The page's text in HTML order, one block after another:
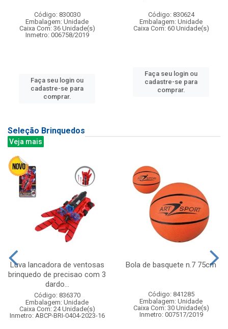
Código: 830030
Embalagem: Unidade
Caixa Com: 36 Unidade(s)
Inmetro: 006758/2019
Faça seu login ou
cadastre-se para
comprar.
Código: 830624
Embalagem: Unidade
Caixa Com: 60 Unidade(s)
Faça seu login ou
cadastre-se para
comprar.
Seleção Brinquedos
Veja mais
Luva lancadora de ventosas
brinquedo de precisao com 3
dardo...
Código: 836370
Embalagem: Unidade
Caixa Com: 24 Unidade(s)
Inmetro: ABCP-BRI-0404-2023-16
Bola de basquete n.7 75cm
Código: 841285
Embalagem: Unidade
Caixa Com: 30 Unidade(s)
Inmetro: 007517/2019